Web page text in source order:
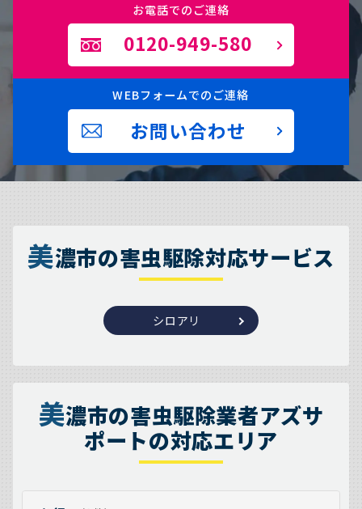
お電話でのご連絡
0120-949-580
WEBフォームでのご連絡
お問い合わせ
美濃市の害虫駆除対応サービス
シロアリ
美濃市の害虫駆除業者アズサ
ポートの対応エリア